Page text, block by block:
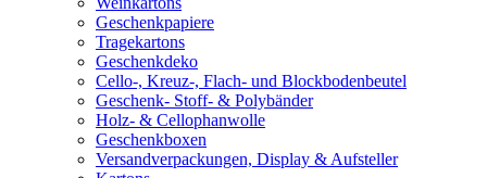
Geschenkpapiere
Tragekartons
Geschenkdeko
Cello-, Kreuz-, Flach- und Blockbodenbeutel
Geschenk- Stoff- & Polybänder
Holz- & Cellophanwolle
Geschenkboxen
Versandverpackungen, Display & Aufsteller